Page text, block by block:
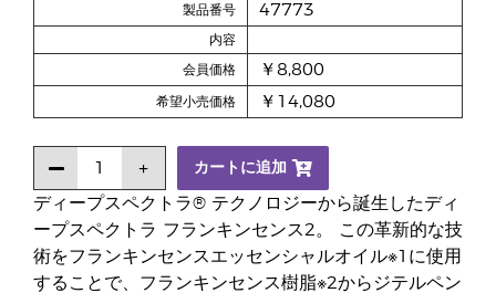
ディープスペクトラ® テクノロジーから誕生したディ
ープスペクトラ フランキンセンス2。 この革新的な技
術をフランキンセンスエッセンシャルオイル※1に使用
することで、フランキンセンス樹脂※2からジテルペン
製品番号 47773
内容
会員価格 ￥8,800
希望小売価格 ￥14,080
カートに追加